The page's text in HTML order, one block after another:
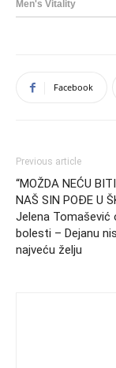
Facebook
Previous article
“MOŽDA NEĆU
NAŠ SIN POĐE U
Jelena Tomašević
bolesti – Dejanu
najveću želju